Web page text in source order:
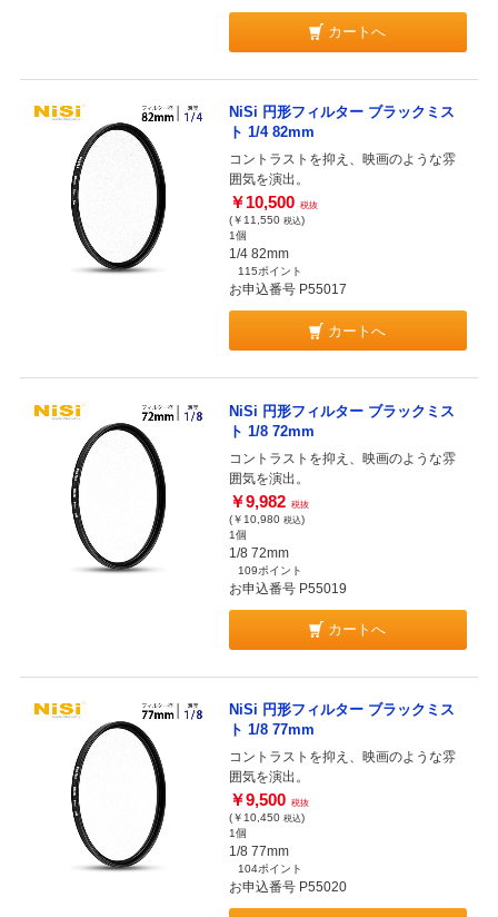
カートへ
NiSi 円形フィルター ブラックミス
ト 1/4 82mm
コントラストを抑え、映画のような雰
囲気を演出。
￥10,500 税抜
(￥11,550 税込)
1個
1/4 82mm
115ポイント
お申込番号 P55017
カートへ
NiSi 円形フィルター ブラックミス
ト 1/8 72mm
コントラストを抑え、映画のような雰
囲気を演出。
￥9,982 税抜
(￥10,980 税込)
1個
1/8 72mm
109ポイント
お申込番号 P55019
カートへ
NiSi 円形フィルター ブラックミス
ト 1/8 77mm
コントラストを抑え、映画のような雰
囲気を演出。
￥9,500 税抜
(￥10,450 税込)
1個
1/8 77mm
104ポイント
お申込番号 P55020